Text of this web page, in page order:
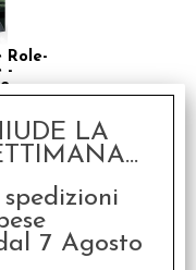
Role-
-
SCONTO 60%
LA
7 Agosto